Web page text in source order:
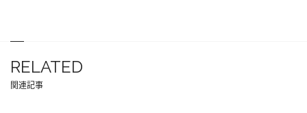
RELATED
関連記事